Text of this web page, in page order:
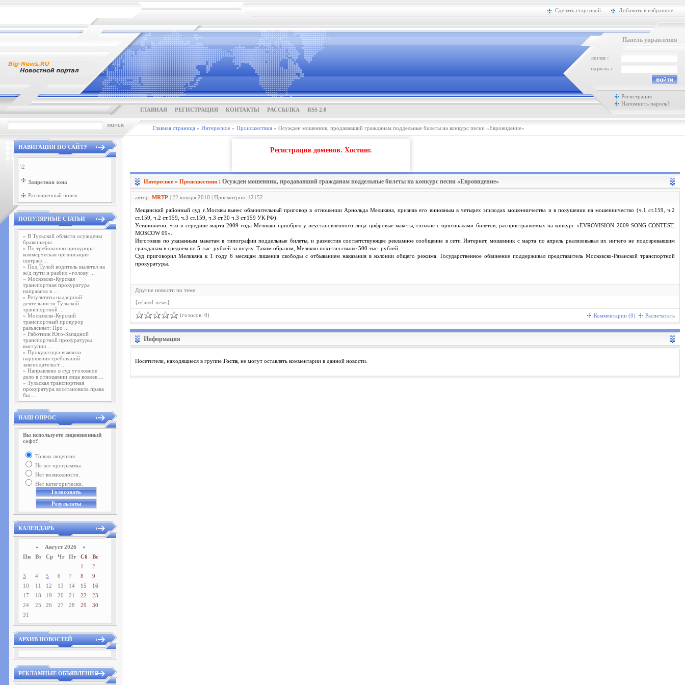
Сделать стартовой Добавить в избранное
ГЛАВНАЯ РЕГИСТРАЦИЯ КОНТАКТЫ РАССЫЛКА RSS 2.0
Панель управления
логин :
пароль :
Регистрация
Напомнить пароль?
Главная страница » Интересное » Проиcшествия » Осужден мошенник, продававший гражданам поддельные билеты на конкурс песни «Евровидение»
НАВИГАЦИЯ ПО САЙТУ
\2
Запретная зона
Расширенный поиск
ПОПУЛЯРНЫЕ СТАТЬИ
» В Тульской области осуждены
браконьеры
» По требованию прокурора
коммерческая организация
оштраф ...
» Под Тулой водитель вылетел на
ж/д пути и разбил «голову ...
» Московско-Курская
транспортная прокуратура
направила в ...
» Результаты надзорной
деятельности Тульской
транспортной ...
» Московско-Курский
транспортный прокурор
разъясняет: Про ...
» Работник Юго-Западной
транспортной прокуратуры
выступил ...
» Прокуратура выявила
нарушения требований
законодательст ...
» Направлено в суд уголовное
дело в отношении лица вовлек ...
» Тульская транспортная
прокуратура восстановила права
бы ...
НАШ ОПРОС
Вы используете лицензионный
софт?
Только лицензия.
Не все программы.
Нет возможности.
Нет категорически.
КАЛЕНДАРЬ
« Август 2026 »
Пн
Вт Ср Чт Пт Сб
Вс
1
2
3
4 5 6 7 8
9
10
11 12 13 14 15
16
17
18 19 20 21 22
23
24
25 26 27 28 29
30
31
АРХИВ НОВОСТЕЙ
РЕКЛАМНЫЕ ОБЪЯВЛЕНИЯ
Регистрация доменов. Хостинг.
Интересное » Проиcшествия : Осужден мошенник, продававший гражданам поддельные билеты на конкурс песни «Евровидение»
автор: MRTP | 22 января 2010 | Просмотров: 12152
Мещанский районный суд г.Москвы вынес обвинительный приговор в отношении Арнольда Меликяна, признав его виновным в четырех эпизодах мошенничества и в покушении на мошенничество (ч.1 ст.159, ч.2
ст.159, ч.2 ст.159, ч.3 ст.159, ч.3 ст.30 ч.3 ст.159 УК РФ).
Установлено, что в середине марта 2009 года Меликян приобрел у неустановленного лица цифровые макеты, схожие с оригиналами билетов, распространяемых на конкурс «EVROVISION 2009 SONG CONTEST,
MOSCOW 09».
Изготовив по указанным макетам в типографии поддельные билеты, и разместив соответствующее рекламное сообщение в сети Интернет, мошенник с марта по апрель реализовывал их ничего не подозревавшим
гражданам в среднем по 5 тыс. рублей за штуку. Таким образом, Меликян похитил свыше 500 тыс. рублей.
Суд приговорил Меликяна к 1 году 6 месяцам лишения свободы с отбыванием наказания в колонии общего режима. Государственное обвинение поддерживал представитель Московско-Рязанской транспортной
прокуратуры.
Другие новости по теме:
{related-news}
(голосов: 0) Комментарии (0) Распечатать
Информация
Посетители, находящиеся в группе Гости , не могут оставлять комментарии в данной новости.